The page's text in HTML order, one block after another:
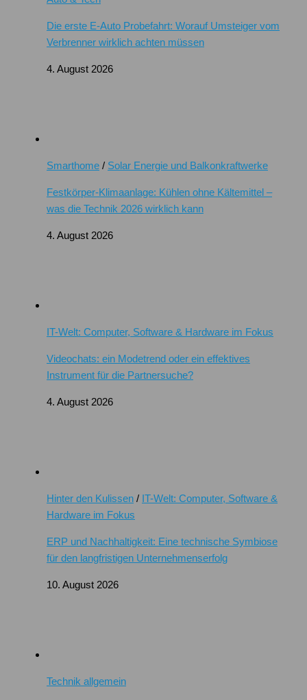
Die erste E-Auto Probefahrt: Worauf Umsteiger vom
Verbrenner wirklich achten müssen
4. August 2026
Smarthome / Solar Energie und Balkonkraftwerke
Festkörper-Klimaanlage: Kühlen ohne Kältemittel –
was die Technik 2026 wirklich kann
4. August 2026
IT-Welt: Computer, Software & Hardware im Fokus
Videochats: ein Modetrend oder ein effektives
Instrument für die Partnersuche?
4. August 2026
Hinter den Kulissen / IT-Welt: Computer, Software &
Hardware im Fokus
ERP und Nachhaltigkeit: Eine technische Symbiose
für den langfristigen Unternehmenserfolg
10. August 2026
Technik allgemein